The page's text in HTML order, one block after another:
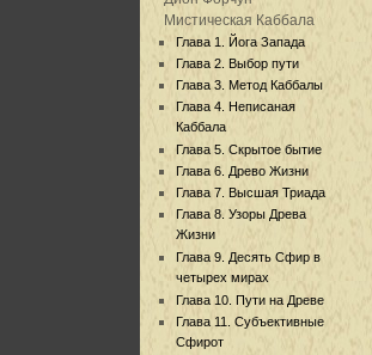
Мистическая Каббала
Глава 1. Йога Запада
Глава 2. Выбор пути
Глава 3. Метод Каббалы
Глава 4. Неписаная
Каббала
Глава 5. Скрытое бытие
Глава 6. Древо Жизни
Глава 7. Высшая Триада
Глава 8. Узоры Древа
Жизни
Глава 9. Десять Сфир в
четырех мирах
Глава 10. Пути на Древе
Глава 11. Субъективные
Сфирот